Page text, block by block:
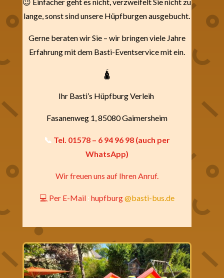
😉 Einfacher geht es nicht, verzweifelt Sie nicht zu
lange, sonst sind unsere Hüpfburgen ausgebucht.
Gerne beraten wir Sie – wir bringen viele Jahre
Erfahrung mit dem Basti-Eventservice mit ein.
🛕
Ihr Basti’s Hüpfburg Verleih
Fasanenweg 1, 85080 Gaimersheim
📞 Tel. 01578 – 6 94 96 98 (auch per
WhatsApp)
Wir freuen uns auf Ihren Anruf.
💻 Per E-Mail: hupfburg@basti-bus.de